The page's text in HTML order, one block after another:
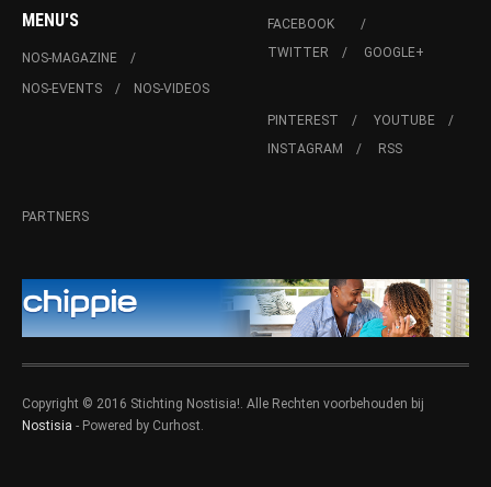
MENU'S
NOS-MAGAZINE
NOS-EVENTS
NOS-VIDEOS
FACEBOOK
TWITTER
GOOGLE+
PINTEREST
YOUTUBE
INSTAGRAM
RSS
PARTNERS
Copyright © 2016 Stichting Nostisia!. Alle Rechten voorbehouden bij
Nostisia - Powered by Curhost.